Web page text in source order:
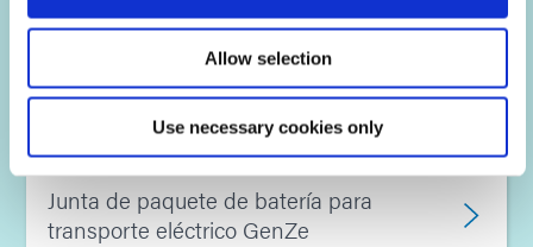
Allow selection
Use necessary cookies only
Junta de paquete de batería para
transporte eléctrico GenZe